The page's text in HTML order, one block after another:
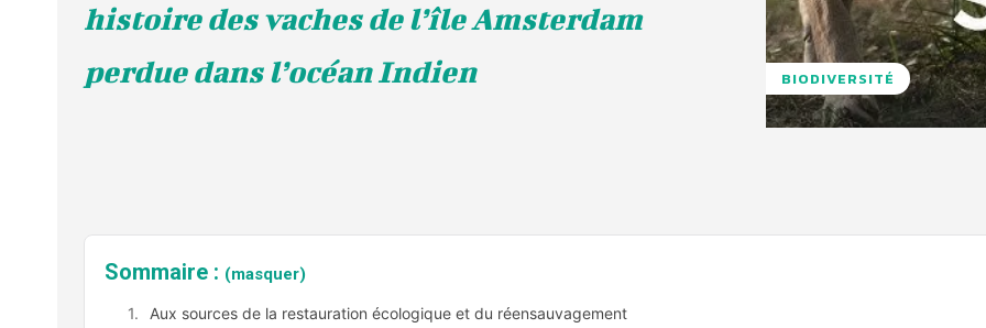
histoire des vaches de l’île Amsterdam
perdue dans l’océan Indien
BIODIVERSITÉ
Sommaire : (masquer)
Aux sources de la restauration écologique et du réensauvagement